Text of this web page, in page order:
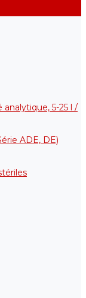
5-25 l /
ADE, DE)